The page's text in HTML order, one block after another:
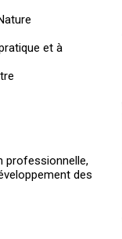
et à
professionnelle,
des